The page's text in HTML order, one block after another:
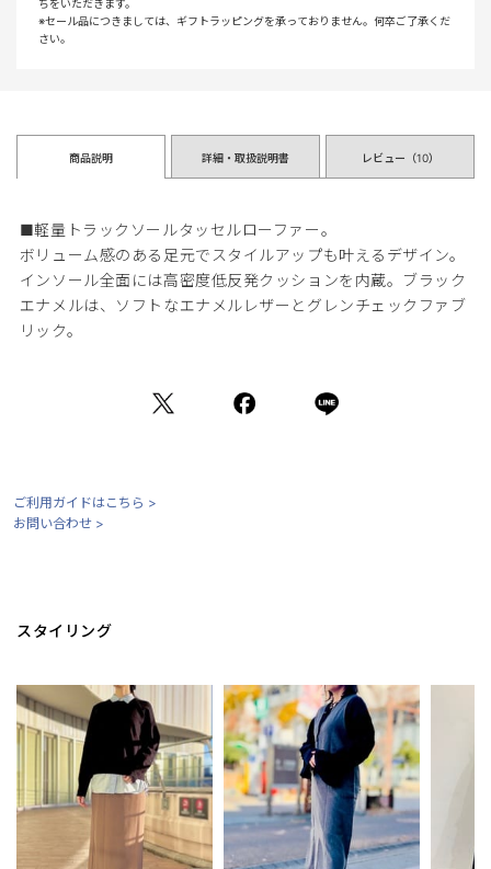
ちをいただきます。
※セール品につきましては、ギフトラッピングを承っておりません。何卒ご了承くだ
さい。
商品説明 詳細・取扱説明書 レビュー（10）
■軽量トラックソールタッセルローファー。
ボリューム感のある足元でスタイルアップも叶えるデザイン。
インソール全面には高密度低反発クッションを内蔵。ブラック
エナメルは、ソフトなエナメルレザーとグレンチェックファブ
リック。
ご利用ガイドはこちら >
お問い合わせ >
スタイリング